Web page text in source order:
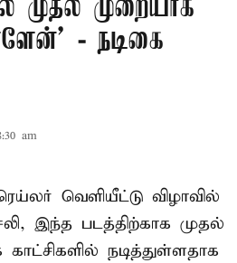
முதல் முறையாக
- நடிகை
am
வெளியீட்டு விழாவில்
இந்த படத்திற்காக முதல்
நடித்துள்ளதாக